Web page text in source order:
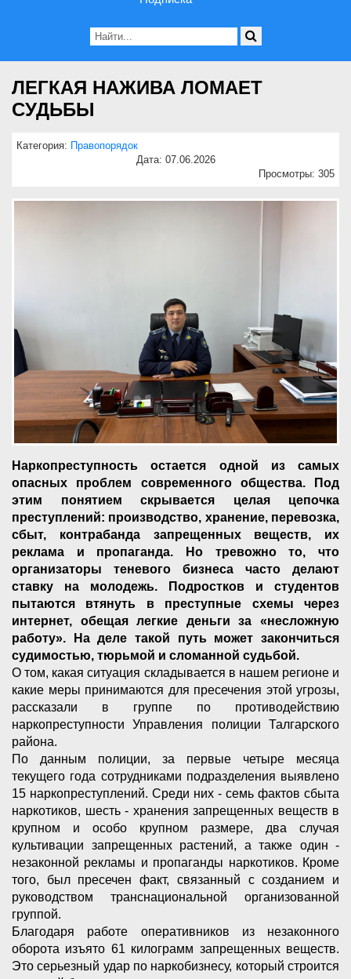
ЛЕГКАЯ НАЖИВА ЛОМАЕТ
СУДЬБЫ
Категория: Правопорядок
Дата: 07.06.2026
Просмотры: 305
Наркопреступность остается одной из самых
опасных проблем современного общества. Под
этим понятием скрывается целая цепочка
преступлений: производство, хранение, перевозка,
сбыт, контрабанда запрещенных веществ, их
реклама и пропаганда. Но тревожно то, что
организаторы теневого бизнеса часто делают
ставку на молодежь. Подростков и студентов
пытаются втянуть в преступные схемы через
интернет, обещая легкие деньги за «несложную
работу». На деле такой путь может закончиться
судимостью, тюрьмой и сломанной судьбой.
О том, какая ситуация складывается в нашем регионе и
какие меры принимаются для пресечения этой угрозы,
рассказали в группе по противодействию
наркопреступности Управления полиции Талгарского
района.
По данным полиции, за первые четыре месяца
текущего года сотрудниками подразделения выявлено
15 наркопреступлений. Среди них - семь фактов сбыта
наркотиков, шесть - хранения запрещенных веществ в
крупном и особо крупном размере, два случая
культивации запрещенных растений, а также один -
незаконной рекламы и пропаганды наркотиков. Кроме
того, был пресечен факт, связанный с созданием и
руководством транснациональной организованной
группой.
Благодаря работе оперативников из незаконного
оборота изъято 61 килограмм запрещенных веществ.
Это серьезный удар по наркобизнесу, который строится